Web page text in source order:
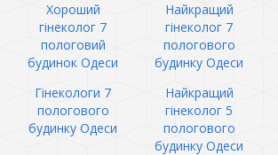
Хороший
гінеколог 7
пологовий
будинок Одеси
Найкращий
гінеколог 7
пологового
будинку Одеси
Гінекологи 7
пологового
будинку Одеси
Найкращий
гінеколог 5
пологового
будинку Одеси